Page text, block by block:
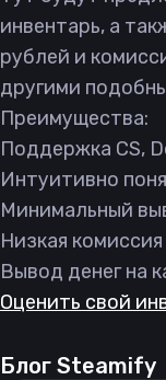
инвентарь, а
рублей и
другими
Преимущества:
Поддержка CS,
Интуитивно
Минимальный
Низкая комиссия
Вывод денег на
Оценить свой
Блог Steamify